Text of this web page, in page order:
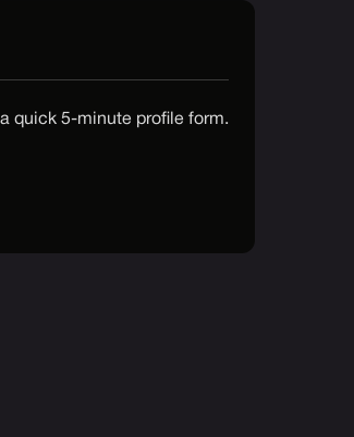
quick 5-minute profile form.